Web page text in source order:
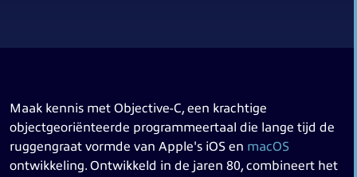
Maak kennis met Objective-C, een krachtige
objectgeoriënteerde programmeertaal die lange tijd de
ruggengraat vormde van Apple's iOS en macOS
ontwikkeling. Ontwikkeld in de jaren 80, combineert het